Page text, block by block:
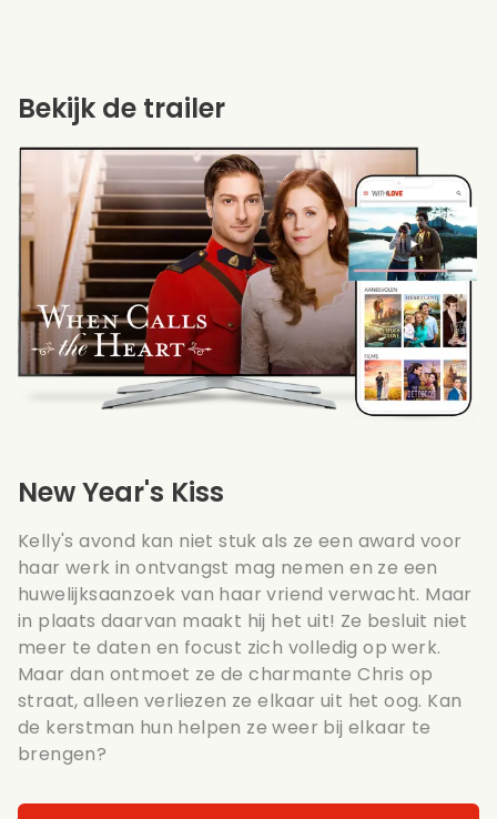
New Year's Kiss
Kelly's avond kan niet stuk als ze een award voor
haar werk in ontvangst mag nemen en ze een
huwelijksaanzoek van haar vriend verwacht. Maar
in plaats daarvan maakt hij het uit! Ze besluit niet
meer te daten en focust zich volledig op werk.
Maar dan ontmoet ze de charmante Chris op
straat, alleen verliezen ze elkaar uit het oog. Kan
de kerstman hun helpen ze weer bij elkaar te
brengen?
Bekijk de trailer